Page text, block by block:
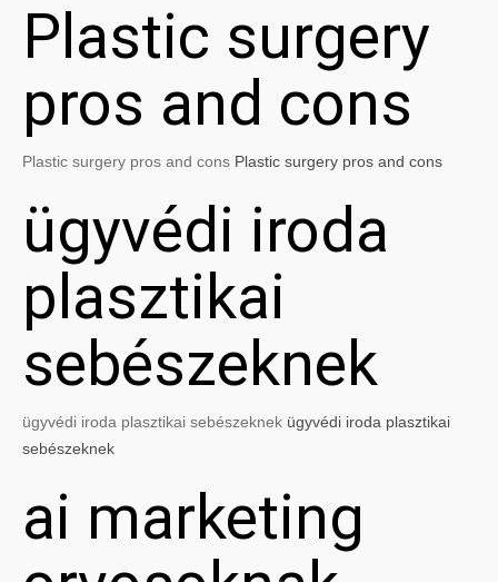
Plastic surgery
pros and cons
Plastic surgery pros and cons Plastic surgery pros and cons
ügyvédi iroda
plasztikai
sebészeknek
ügyvédi iroda plasztikai sebészeknek ügyvédi iroda plasztikai
sebészeknek
ai marketing